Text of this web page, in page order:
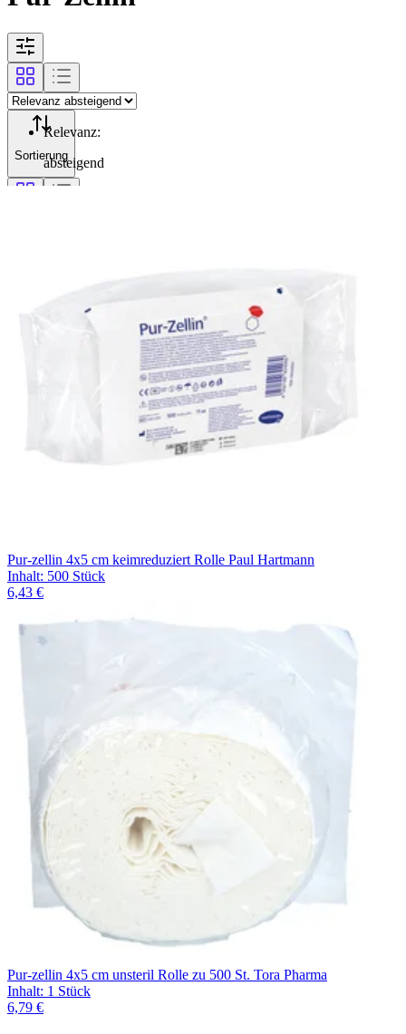
Sortierung
Relevanz:
absteigend
Pur-zellin 4x5 cm keimreduziert Rolle Paul Hartmann
Inhalt: 500 Stück
6,43 €
Pur-zellin 4x5 cm unsteril Rolle zu 500 St. Tora Pharma
Inhalt: 1 Stück
6,79 €